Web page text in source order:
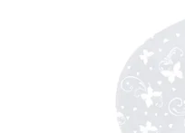
Jumbo balón latexový ciry s
cca 1m dodavame nenafukany